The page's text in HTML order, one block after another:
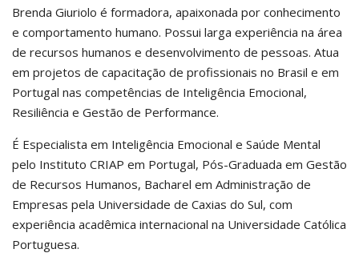
Brenda Giuriolo é formadora, apaixonada por conhecimento
e comportamento humano. Possui larga experiência na área
de recursos humanos e desenvolvimento de pessoas. Atua
em projetos de capacitação de profissionais no Brasil e em
Portugal nas competências de Inteligência Emocional,
Resiliência e Gestão de Performance.
É Especialista em Inteligência Emocional e Saúde Mental
pelo Instituto CRIAP em Portugal, Pós-Graduada em Gestão
de Recursos Humanos, Bacharel em Administração de
Empresas pela Universidade de Caxias do Sul, com
experiência acadêmica internacional na Universidade Católica
Portuguesa.